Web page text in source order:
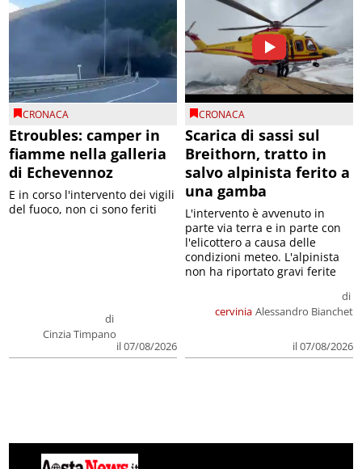
CRONACA
Etroubles: camper in
fiamme nella galleria
di Echevennoz
di
Cinzia Timpano
il 07/08/2026
E in corso l'intervento dei vigili
del fuoco, non ci sono feriti
CRONACA
Scarica di sassi sul
Breithorn, tratto in
salvo alpinista ferito a
una gamba
cervinia
di
Alessandro Bianchet
il 07/08/2026
L'intervento è avvenuto in
parte via terra e in parte con
l'elicottero a causa delle
condizioni meteo. L'alpinista
non ha riportato gravi ferite